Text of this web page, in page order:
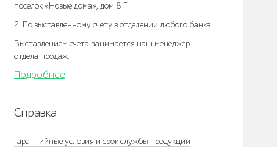
поселок «Новые дома», дом 8 Г.
2. По выставленному счету в отделении любого банка.
Выставлением счета занимается наш менеджер
отдела продаж.
Подробнее
Справка
Гарантийные условия и срок службы продукции